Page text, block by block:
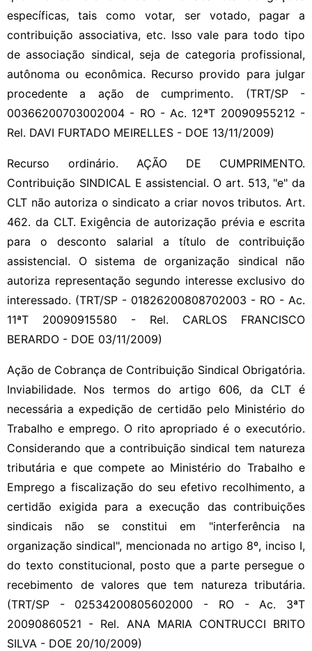
específicas, tais como votar, ser votado, pagar a
contribuição associativa, etc. Isso vale para todo tipo
de associação sindical, seja de categoria profissional,
autônoma ou econômica. Recurso provido para julgar
procedente a ação de cumprimento. (TRT/SP -
00366200703002004 - RO - Ac. 12ªT 20090955212 -
Rel. DAVI FURTADO MEIRELLES - DOE 13/11/2009)
Recurso ordinário. AÇÃO DE CUMPRIMENTO.
Contribuição SINDICAL E assistencial. O art. 513, "e" da
CLT não autoriza o sindicato a criar novos tributos. Art.
462. da CLT. Exigência de autorização prévia e escrita
para o desconto salarial a título de contribuição
assistencial. O sistema de organização sindical não
autoriza representação segundo interesse exclusivo do
interessado. (TRT/SP - 01826200808702003 - RO - Ac.
11ªT 20090915580 - Rel. CARLOS FRANCISCO
BERARDO - DOE 03/11/2009)
Ação de Cobrança de Contribuição Sindical Obrigatória.
Inviabilidade. Nos termos do artigo 606, da CLT é
necessária a expedição de certidão pelo Ministério do
Trabalho e emprego. O rito apropriado é o executório.
Considerando que a contribuição sindical tem natureza
tributária e que compete ao Ministério do Trabalho e
Emprego a fiscalização do seu efetivo recolhimento, a
certidão exigida para a execução das contribuições
sindicais não se constitui em "interferência na
organização sindical", mencionada no artigo 8º, inciso I,
do texto constitucional, posto que a parte persegue o
recebimento de valores que tem natureza tributária.
(TRT/SP - 02534200805602000 - RO - Ac. 3ªT
20090860521 - Rel. ANA MARIA CONTRUCCI BRITO
SILVA - DOE 20/10/2009)